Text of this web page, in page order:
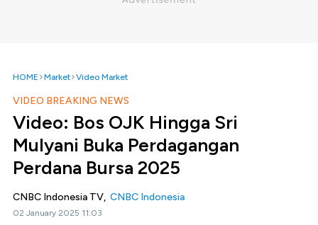
HOME Market Video Market
VIDEO BREAKING NEWS
Video: Bos OJK Hingga Sri
Mulyani Buka Perdagangan
Perdana Bursa 2025
CNBC Indonesia TV, CNBC Indonesia
02 January 2025 11:03